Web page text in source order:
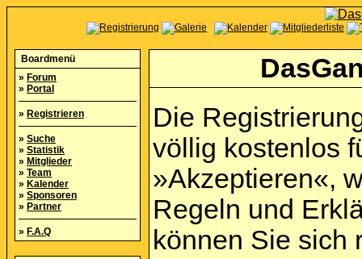
Boardmenü
» Forum
» Portal
» Registrieren
» Suche
» Statistik
» Mitglieder
» Team
» Kalender
» Sponsoren
» Partner
» F.A.Q
Die
völlig kostenlos
»Akzeptieren«,
Regeln und
können Sie sich